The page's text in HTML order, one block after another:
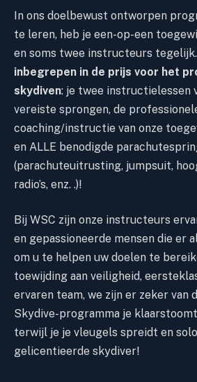
In ons doelbewust ontworpen
te leren, heb je een-op-een
en soms twee instructeurs tegelijk.
inbegrepen in de prijs voor het
skydiven: je twee instructielessen
vereiste sprongen, de
coaching/instructie van onze
en ALLE benodigde
(parachuteuitrusting, jumpsuit,
radio’s, enz. .)!
Bij WSC zijn onze instructeurs
en gepassioneerde mensen die er
om u te helpen uw doelen te
toewijding aan veiligheid,
ervaren team, we zijn er zeker van
Skydive-programma je
terwijl je je vleugels spreidt en
gelicentieerde skydiver!